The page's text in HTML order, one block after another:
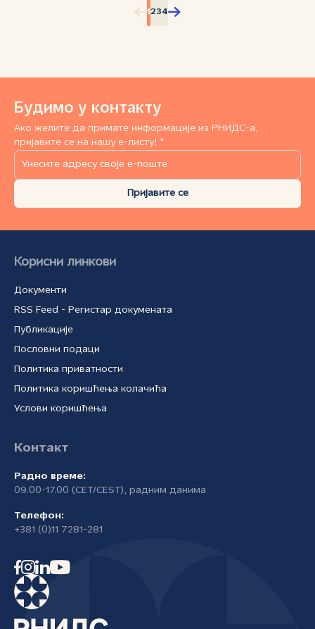
1 234
Будимо у контакту
Ако желите да примате информације из РНИДС-а,
пријавите се на нашу е-листу! *
Пријавите се
Корисни линкови
Документи
RSS Feed - Регистар докумената
Публикације
Пословни подаци
Политика приватности
Политика коришћења колачића
Услови коришћења
Контакт
Радно време:
09.00-17.00 (CET/CEST), радним данима
Телефон:
+381 (0)11 7281-281